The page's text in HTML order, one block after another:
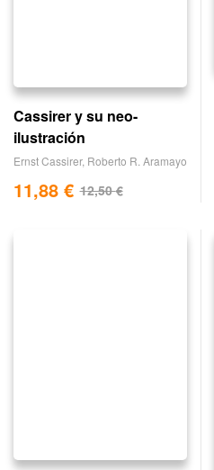
Cassirer y su neo-
ilustración
Ernst Cassirer, Roberto R. Aramayo
12,50€
11,88 €